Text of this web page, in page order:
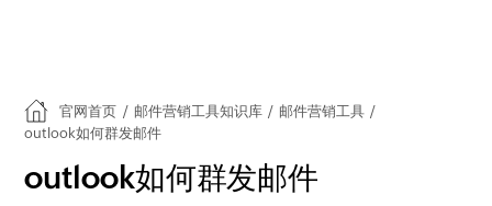
官网首页 / 邮件营销工具知识库 / 邮件营销工具 /
outlook如何群发邮件
outlook如何群发邮件